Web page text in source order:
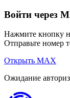
Войти через
Нажмите кнопку
Отправьте номер
Открыть MAX
Ожидание